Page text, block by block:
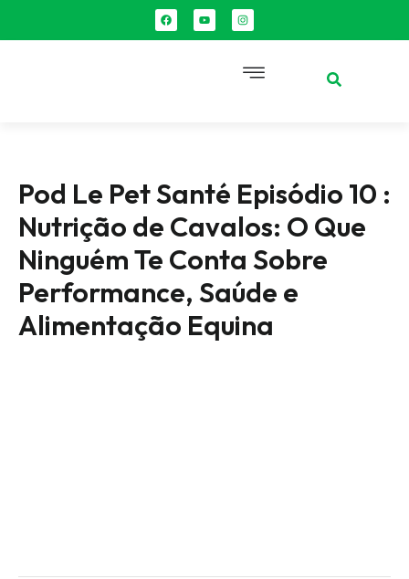
Pod Le Pet Santé Episódio 10 :
Nutrição de Cavalos: O Que
Ninguém Te Conta Sobre
Performance, Saúde e
Alimentação Equina